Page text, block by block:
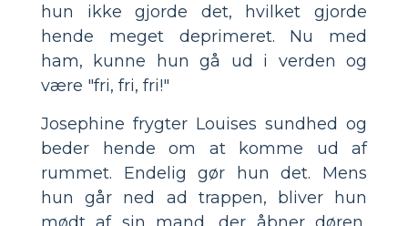
hun ikke gjorde det, hvilket gjorde
hende meget deprimeret. Nu med
ham, kunne hun gå ud i verden og
være "fri, fri, fri!"
Josephine frygter Louises sundhed og
beder hende om at komme ud af
rummet. Endelig gør hun det. Mens
hun går ned ad trappen, bliver hun